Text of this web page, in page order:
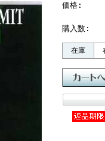
価格:
購入数:
在庫